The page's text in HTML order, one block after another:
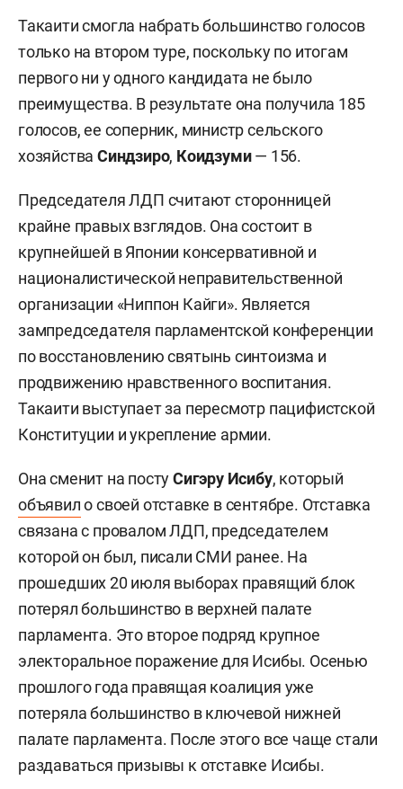
Такаити смогла набрать большинство голосов
только на втором туре, поскольку по итогам
первого ни у одного кандидата не было
преимущества. В результате она получила 185
голосов, ее соперник, министр сельского
хозяйстваСиндзиро, Коидзуми— 156.
Председателя ЛДП считают сторонницей
крайне правых взглядов. Она состоит в
крупнейшей в Японии консервативной и
националистической неправительственной
организации «Ниппон Кайги». Является
зампредседателя парламентской конференции
по восстановлению святынь синтоизма и
продвижению нравственного воспитания.
Такаити выступает за пересмотр пацифистской
Конституции и укрепление армии.
Она сменит на постуСигэру Исибу, который
объявило своей отставке в сентябре. Отставка
связана с провалом ЛДП, председателем
которой он был, писали СМИ ранее. На
прошедших 20 июля выборах правящий блок
потерял большинство в верхней палате
парламента. Это второе подряд крупное
электоральное поражение для Исибы. Осенью
прошлого года правящая коалиция уже
потеряла большинство в ключевой нижней
палате парламента. После этого все чаще стали
раздаваться призывы к отставке Исибы.